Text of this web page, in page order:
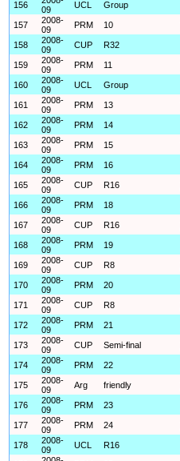
156
09
UCL Group
157
2008-
09
PRM 10
158
2008-
09
CUP R32
159
2008-
09
PRM 11
160
2008-
09
UCL Group
161
2008-
09
PRM 13
162
2008-
09
PRM 14
163
2008-
09
PRM 15
164
2008-
09
PRM 16
165
2008-
09
CUP R16
166
2008-
09
PRM 18
167
2008-
09
CUP R16
168
2008-
09
PRM 19
169
2008-
09
CUP R8
170
2008-
09
PRM 20
171
2008-
09
CUP R8
172
2008-
09
PRM 21
173
2008-
09
CUP Semi-final
174
2008-
09
PRM 22
175
2008-
09
Arg friendly
176
2008-
09
PRM 23
177
2008-
09
PRM 24
178
2008-
09
UCL R16